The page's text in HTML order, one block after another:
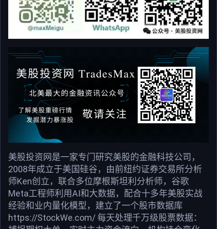
美股投资网是一家专门研究美股的金融科技公司，
2008年成立于美国硅谷，由前纽约证券交易所分析
师Ken创立，联合多位摩根斯坦利分析师，谷歌
Meta工程师利用AI和大数据，配合十多年美股实战
经验和业内量化模型，建立了一个股市数据库
https://StockWe.com/ 每天处理千万级股票数据：